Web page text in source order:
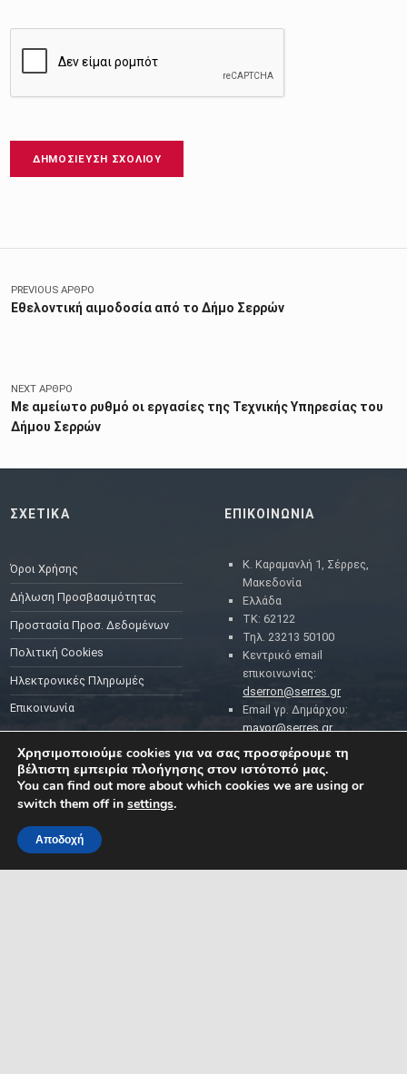
Πλοήγηση άρθρων
PREVIOUS ΆΡΘΡΟ
Εθελοντική αιμοδοσία από το Δήμο Σερρών
NEXT ΆΡΘΡΟ
Με αμείωτο ρυθμό οι εργασίες της Τεχνικής Υπηρεσίας του
Δήμου Σερρών
ΣΧΕΤΙΚΑ
Όροι Χρήσης
Δήλωση Προσβασιμότητας
Προστασία Προσ. Δεδομένων
Πολιτική Cookies
Ηλεκτρονικές Πληρωμές
Επικοινωνία
ΕΠΙΚΟΙΝΩΝΙΑ
Κ. Καραμανλή 1, Σέρρες,
Μακεδονία
Ελλάδα
ΤΚ: 62122
Τηλ. 23213 50100
Κεντρικό email
επικοινωνίας:
dserron@serres.gr
Email γρ. Δημάρχου:
mayor@serres.gr
Email DPO (Υπευθύνου
Προστασίας Δεδομένων):
dpo@serres.gr
ΡΟΗ ΕΙΔΗΣΕΩΝ
ΔΗΜΟΤΗ ΚΑΙ ΤΗΣ
Χρησιμοποιούμε cookies για να σας προσφέρουμε τη
βέλτιστη εμπειρία πλοήγησης στον ιστότοπό μας.
You can find out more about which cookies we are using or
switch them off in settings.
Αποδοχή